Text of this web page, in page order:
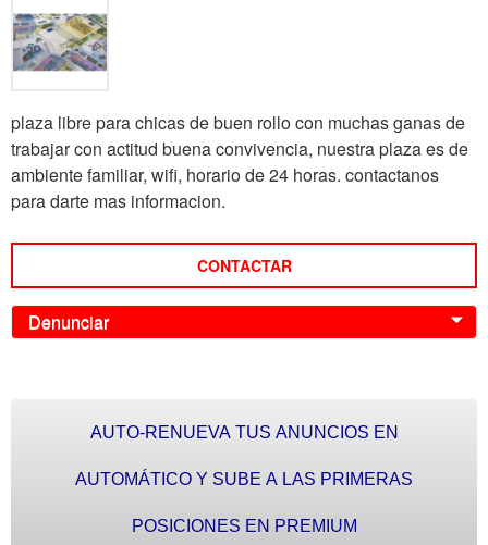
plaza libre para chicas de buen rollo con muchas ganas de
trabajar con actitud buena convivencia, nuestra plaza es de
ambiente familiar, wifi, horario de 24 horas. contactanos
para darte mas informacion.
CONTACTAR
Denunciar 0
AUTO-RENUEVA TUS ANUNCIOS EN
AUTOMÁTICO Y SUBE A LAS PRIMERAS
POSICIONES EN PREMIUM